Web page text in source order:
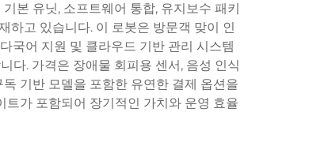
본 유닛, 소프트웨어 통합, 유지보수 패키
하고 있습니다. 이 로봇은 방문객 맞이 인
국어 지원 및 클라우드 기반 관리 시스템
다. 가격은 장애물 회피용 센서, 음성 인식
기반 모델을 포함한 유연한 결제 옵션을
가 포함되어 장기적인 가치와 운영 효율